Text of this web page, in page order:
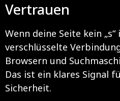
Vertrauen
Wenn deine Seite kein
verschlüsselte
Browsern und
Das ist ein klares Signal
Sicherheit.